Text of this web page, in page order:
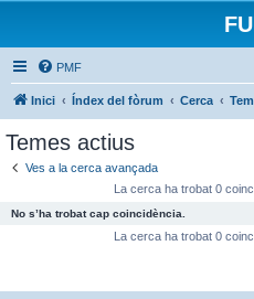
PMF
Inici Índex del fòrum Cerca
Temes actius
Ves a la cerca avançada
La cerca ha trobat 0
No s’ha trobat cap coincidència.
La cerca ha trobat 0